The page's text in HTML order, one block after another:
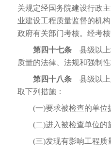
关规定经国务院建设行政
业建设工程质量监督的机
政府有关部门考核。经考
第四十七条 县级以上
质量的法律、法规和强制
第四十八条 县级以上
取下列措施：
(一)要求被检查的单位
(二)进入被检查单位的
(三)发现有影响工程质